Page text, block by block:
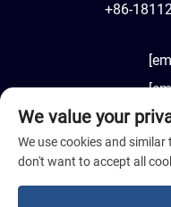
+86-
We value your
We use cookies and
don't want to accept all